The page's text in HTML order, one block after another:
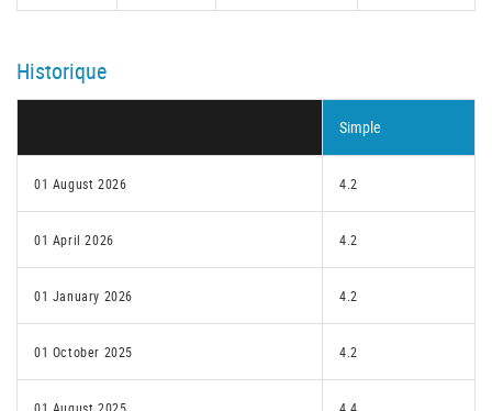
Historique
Simple
01 August 2026 4.2
01 April 2026 4.2
01 January 2026 4.2
01 October 2025 4.2